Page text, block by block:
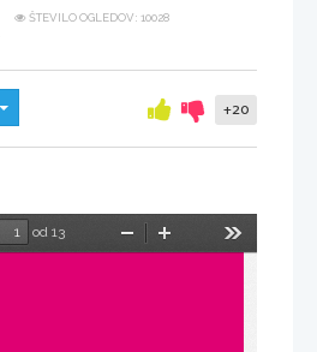
ŠTEVILO OGLEDOV: 10028
Skrij/prikaži meni +20
od 13
Pomanjšaj